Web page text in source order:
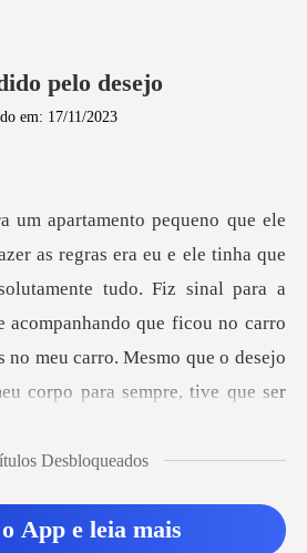
pelo desejo
em: 17/11/2023
tudo. Fiz sinal para a
acompanhando que ficou no carro
Desbloqueados
App e leia mais